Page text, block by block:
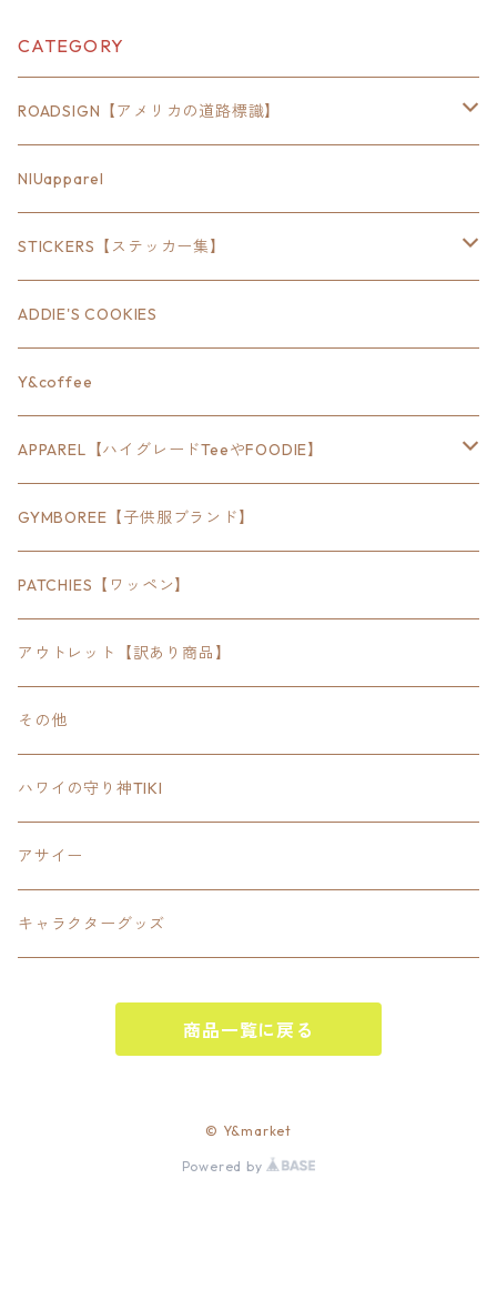
CATEGORY
ROADSIGN【アメリカの道路標識】
18inch×6inch
18inch×8inch
18inch×12inch
24inch×8inch
18inch×24inch
30inch×24inch
18inchオクタゴン八角形
24inchオクタゴン八角形
18inch×18inchスクエア正方形
California State Routeカリフォルニア州
Interstate 州間道路型
U.S. Route国道（アメリカ）
NIUapparel
STICKERS【ステッカー集】
ステート
ハウス
クルマ
セキュリティ
アウトドア
スポーツ
ピクトグラム
ブランド
ミリタリー
ゲーム
ジャパンスタイル
ADDIE'S COOKIES
Y&coffee
APPAREL【ハイグレードTeeやFOODIE】
Bradley
SEWTS
FOODIE
KIDS
POMONA
GYMBOREE【子供服ブランド】
PATCHIES【ワッペン】
アウトレット【訳あり商品】
その他
ハワイの守り神TIKI
アサイー
キャラクターグッズ
商品一覧に戻る
© Y&market
Powered by